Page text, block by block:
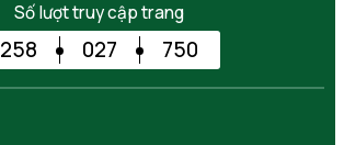
Số lượt truy cập trang
258 027 750